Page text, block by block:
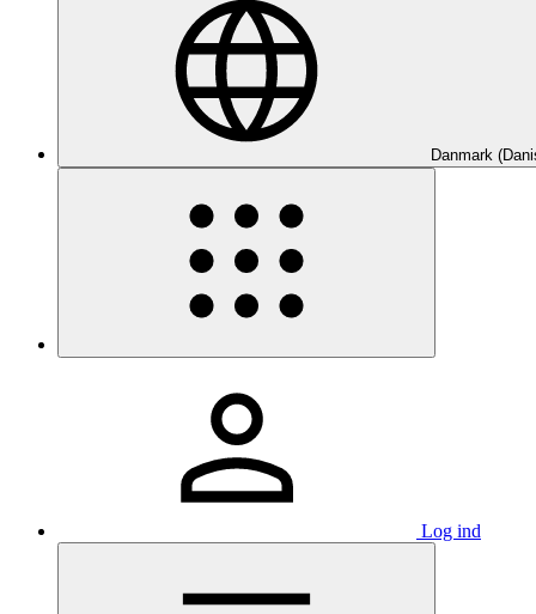
Danmark
Log ind